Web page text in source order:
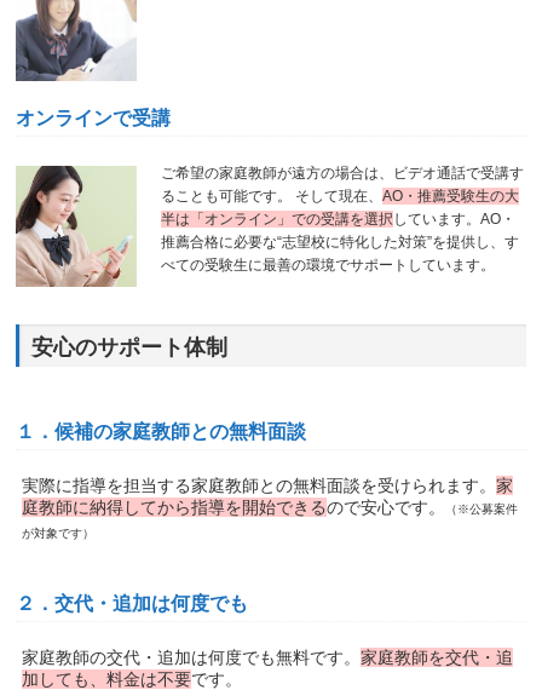
オンラインで受講
ご希望の家庭教師が遠方の場合は、ビデオ通話で受講す
ることも可能です。 そして現在、AO・推薦受験生の大
半は「オンライン」での受講を選択 しています。AO・
推薦合格に必要な“志望校に特化した対策”を提供し、す
べての受験生に最善の環境でサポートしています。
安心のサポート体制
１．候補の家庭教師との無料面談
実際に指導を担当する家庭教師との無料面談を受けられます。家
庭教師に納得してから指導を開始できるので安心です。
（※公募案件
が対象です）
２．交代・追加は何度でも
家庭教師の交代・追加は何度でも無料です。家庭教師を交代・追
加しても、料金は不要です。